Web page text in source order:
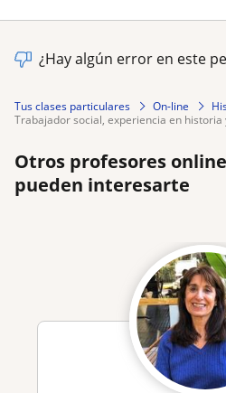
¿Hay algún error en este
Tus clases particulares On-line
trabajador social, experiencia en historia
Otros profesores
pueden interesarte